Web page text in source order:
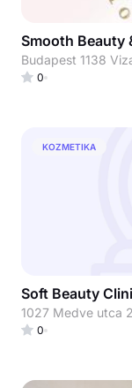
Smooth Beauty
Budapest 1138
0
KOZMETIKA
Soft Beauty
1027 Medve utca
0